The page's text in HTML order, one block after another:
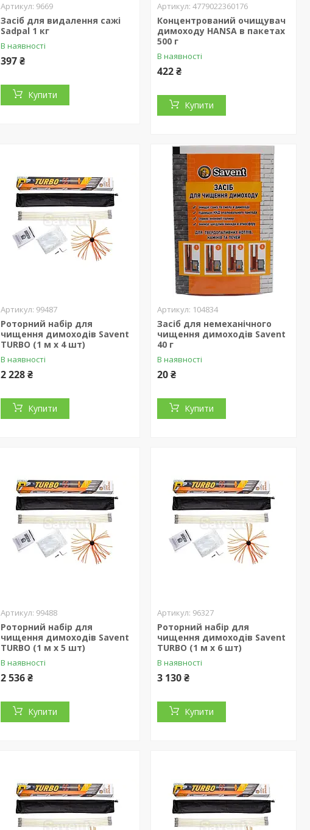
9669
Засіб для видалення сажі
Sadpal 1 кг
В наявності
397 ₴
Купити
4779022360176
Концентрований очищувач
димоходу HANSA в пакетах
500 г
В наявності
422 ₴
Купити
99487
Роторний набір для
чищення димоходів Savent
TURBO (1 м х 4 шт)
В наявності
2 228 ₴
Купити
104834
Засіб для немеханічного
чищення димоходів Savent
40 г
В наявності
20 ₴
Купити
99488
Роторний набір для
чищення димоходів Savent
TURBO (1 м х 5 шт)
В наявності
2 536 ₴
Купити
96327
Роторний набір для
чищення димоходів Savent
TURBO (1 м х 6 шт)
В наявності
3 130 ₴
Купити